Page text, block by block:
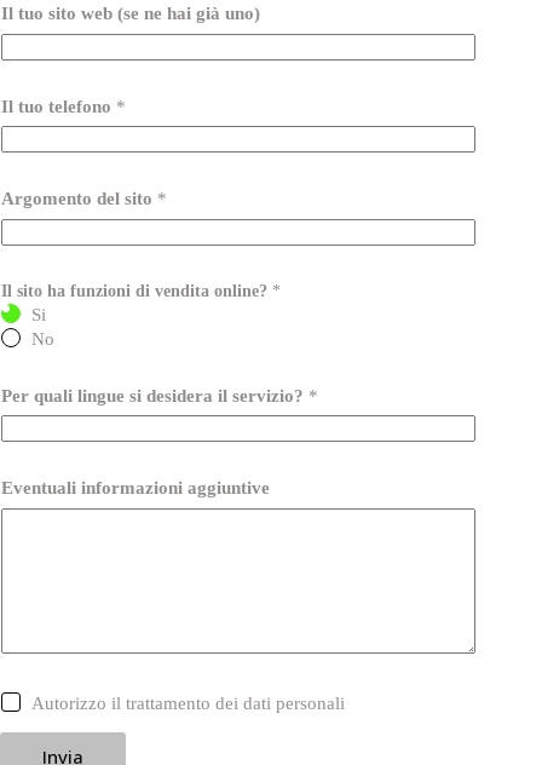
Il tuo sito web (se ne hai già uno)
Il tuo telefono *
Argomento del sito *
Il sito ha funzioni di vendita online? *
Si
No
Per quali lingue si desidera il servizio? *
Eventuali informazioni aggiuntive
C
a
s
Autorizzo il trattamento dei dati personali
Invia